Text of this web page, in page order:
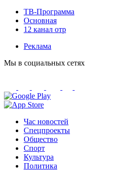
ТВ-Программа
Основная
12 канал отр
Реклама
Мы в социальных сетях
Час новостей
Спецпроекты
Общество
Спорт
Культура
Политика